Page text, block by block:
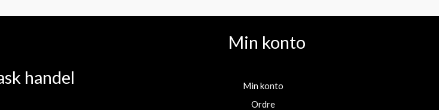
handel
Min konto
Min konto
Ordre